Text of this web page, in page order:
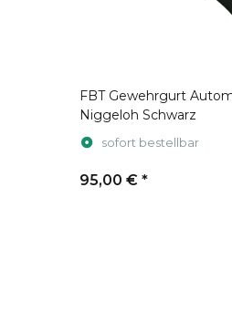
FBT Gewehrgurt
Niggeloh Schwarz
sofort bestellbar
95,00 € *